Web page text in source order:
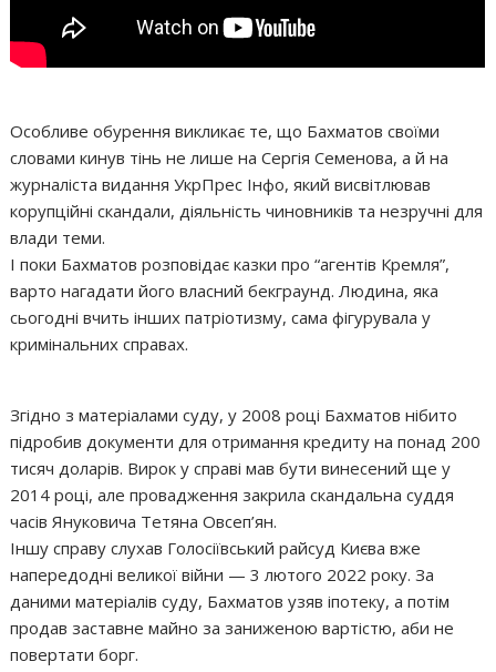
Особливе обурення викликає те, що Бахматов своїми
словами кинув тінь не лише на Сергія Семенова, а й на
журналіста видання УкрПрес Інфо, який висвітлював
корупційні скандали, діяльність чиновників та незручні для
влади теми.
І поки Бахматов розповідає казки про “агентів Кремля”,
варто нагадати його власний бекграунд. Людина, яка
сьогодні вчить інших патріотизму, сама фігурувала у
кримінальних справах.
Згідно з матеріалами суду, у 2008 році Бахматов нібито
підробив документи для отримання кредиту на понад 200
тисяч доларів. Вирок у справі мав бути винесений ще у
2014 році, але провадження закрила скандальна суддя
часів Януковича Тетяна Овсеп’ян.
Іншу справу слухав Голосіївський райсуд Києва вже
напередодні великої війни — 3 лютого 2022 року. За
даними матеріалів суду, Бахматов узяв іпотеку, а потім
продав заставне майно за заниженою вартістю, аби не
повертати борг.